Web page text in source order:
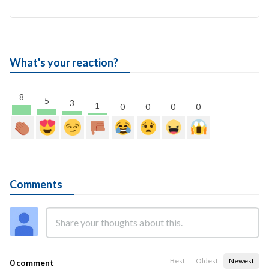
What's your reaction?
8 5 3 1 0 0 0 0
Comments
0 comment Best Oldest Newest